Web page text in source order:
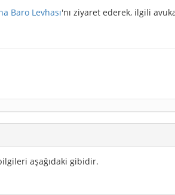
Baro Levhası'nı ziyaret ederek, ilgili
aşağıdaki gibidir.